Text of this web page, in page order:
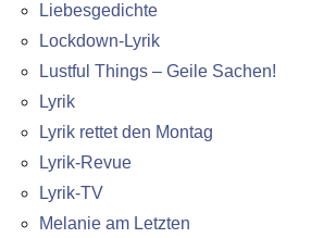
Liebesgedichte
Lockdown-Lyrik
Lustful Things – Geile Sachen!
Lyrik
Lyrik rettet den Montag
Lyrik-Revue
Lyrik-TV
Melanie am Letzten